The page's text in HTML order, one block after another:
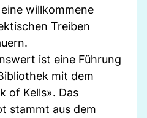
willkommene
Treiben
ist eine Führung
mit dem
of Kells». Das
stammt aus dem